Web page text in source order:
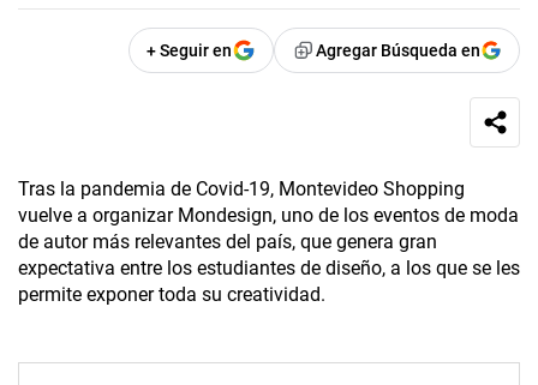
+ Seguir en Agregar Búsqueda en
Tras la pandemia de Covid-19, Montevideo Shopping
vuelve a organizar Mondesign, uno de los eventos de moda
de autor más relevantes del país, que genera gran
expectativa entre los estudiantes de diseño, a los que se les
permite exponer toda su creatividad.